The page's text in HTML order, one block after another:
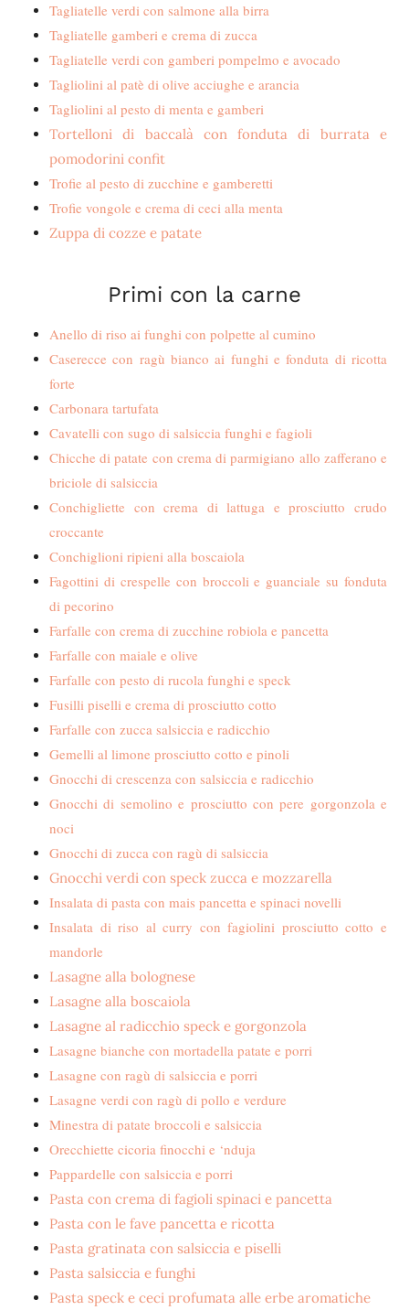
Tagliatelle verdi con salmone alla birra
Tagliatelle gamberi e crema di zucca
Tagliatelle verdi con gamberi pompelmo e avocado
Tagliolini al patè di olive acciughe e arancia
Tagliolini al pesto di menta e gamberi
Tortelloni di baccalà con fonduta di burrata e
pomodorini confit
Trofie al pesto di zucchine e gamberetti
Trofie vongole e crema di ceci alla menta
Zuppa di cozze e patate
Primi con la carne
Anello di riso ai funghi con polpette al cumino
Caserecce con ragù bianco ai funghi e fonduta di ricotta
forte
Carbonara tartufata
Cavatelli con sugo di salsiccia funghi e fagioli
Chicche di patate con crema di parmigiano allo zafferano e
briciole di salsiccia
Conchigliette con crema di lattuga e prosciutto crudo
croccante
Conchiglioni ripieni alla boscaiola
Fagottini di crespelle con broccoli e guanciale su fonduta
di pecorino
Farfalle con crema di zucchine robiola e pancetta
Farfalle con maiale e olive
Farfalle con pesto di rucola funghi e speck
Fusilli piselli e crema di prosciutto cotto
Farfalle con zucca salsiccia e radicchio
Gemelli al limone prosciutto cotto e pinoli
Gnocchi di crescenza con salsiccia e radicchio
Gnocchi di semolino e prosciutto con pere gorgonzola e
noci
Gnocchi di zucca con ragù di salsiccia
Gnocchi verdi con speck zucca e mozzarella
Insalata di pasta con mais pancetta e spinaci novelli
Insalata di riso al curry con fagiolini prosciutto cotto e
mandorle
Lasagne alla bolognese
Lasagne alla boscaiola
Lasagne al radicchio speck e gorgonzola
Lasagne bianche con mortadella patate e porri
Lasagne con ragù di salsiccia e porri
Lasagne verdi con ragù di pollo e verdure
Minestra di patate broccoli e salsiccia
Orecchiette cicoria finocchi e ‘nduja
Pappardelle con salsiccia e porri
Pasta con crema di fagioli spinaci e pancetta
Pasta con le fave pancetta e ricotta
Pasta gratinata con salsiccia e piselli
Pasta salsiccia e funghi
Pasta speck e ceci profumata alle erbe aromatiche